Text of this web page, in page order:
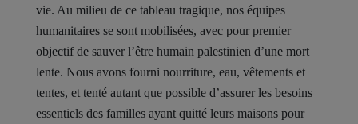
vie. Au milieu de ce tableau tragique, nos équipes
humanitaires se sont mobilisées, avec pour premier
objectif de sauver l’être humain palestinien d’une mort
lente. Nous avons fourni nourriture, eau, vêtements et
tentes, et tenté autant que possible d’assurer les besoins
essentiels des familles ayant quitté leurs maisons pour